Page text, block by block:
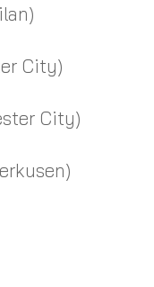
City)
City)